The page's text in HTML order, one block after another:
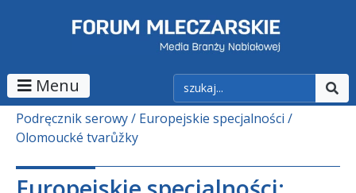
Menu
Podręcznik serowy
Europejskie specjalności
Olomoucké tvarůžky